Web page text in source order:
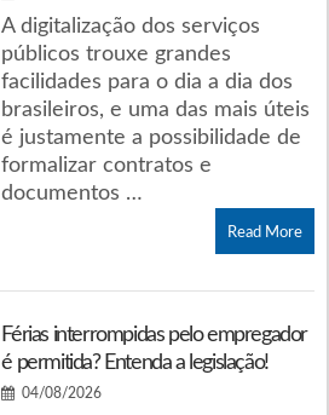
A digitalização dos serviços
públicos trouxe grandes
facilidades para o dia a dia dos
brasileiros, e uma das mais úteis
é justamente a possibilidade de
formalizar contratos e
documentos …
Read More
Férias interrompidas pelo empregador
é permitida? Entenda a legislação!
04/08/2026